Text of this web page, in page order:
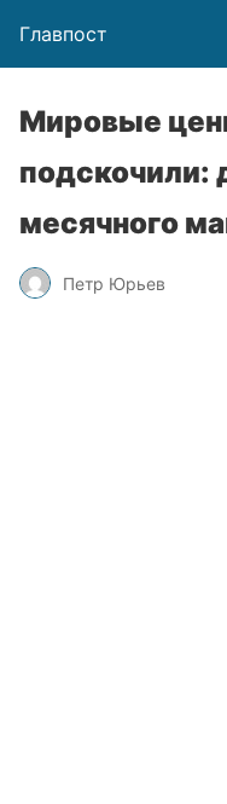
Главпост
Мировые
подскочили:
месячного
Петр Юрьев